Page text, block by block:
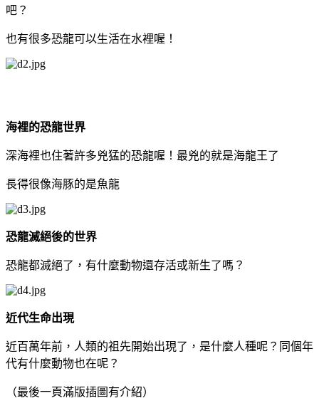
吧？
也有很多恐龍可以生活在水裡喔！
海裡的恐龍世界
深海裡也住著許多兇猛的恐龍喔！最兇的就是海龍王了
長得很像海豚的是魚龍
恐龍滅絕後的世界
恐龍都滅絕了，有什麼動物還存活或新生了嗎？
近代生命出現
近百萬年前，人類的祖先開始出現了，是什麼人種呢？同個年
代有什麼動物也在呢？
（最後一頁滿版插圖有介紹）